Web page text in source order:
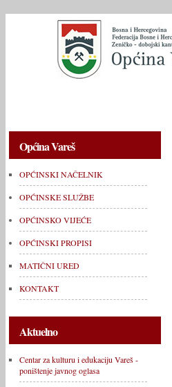
Općina Vareš
OPĆINSKI NAČELNIK
OPĆINSKE SLUŽBE
OPĆINSKO VIJEĆE
OPĆINSKI PROPISI
MATIČNI URED
KONTAKT
Aktuelno
Centar za kulturu i edukaciju Vareš -
poništenje javnog oglasa